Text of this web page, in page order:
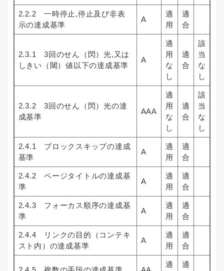
2.2.2 一時停止,停止及び非表
示の達成基準
A
適
用
適
合
2.3.1 3回のせん（閃）光,又は
しきい（閾）値以下の達成基準
A
適
用
な
し
適
合
該
当
な
し
2.3.2 3回のせん（閃）光の達
成基準
AAA
適
用
な
し
適
合
該
当
な
し
2.4.1 ブロックスキップの達成
基準
A
適
用
適
合
2.4.2 ページタイトルの達成基
準
A
適
用
適
合
2.4.3 フォーカス順序の達成基
準
A
適
用
適
合
2.4.4 リンクの目的（コンテキ
スト内）の達成基準
A
適
用
適
合
適
適